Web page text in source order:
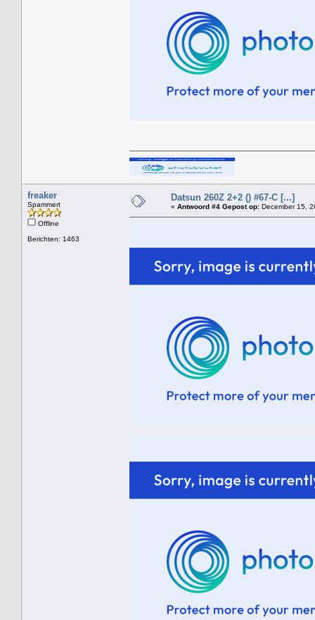
freaker
Spammert
Offline
Berichten: 1463
Datsun 260Z 2+2 () #67-C [...]
« Antwoord #4 Gepost op: December 15,